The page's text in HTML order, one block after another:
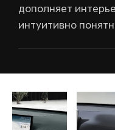
дополняет
интуитивно